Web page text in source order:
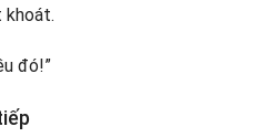
khoát.
đó!”